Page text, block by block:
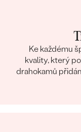
Ke každému
kvality, který
drahokamů